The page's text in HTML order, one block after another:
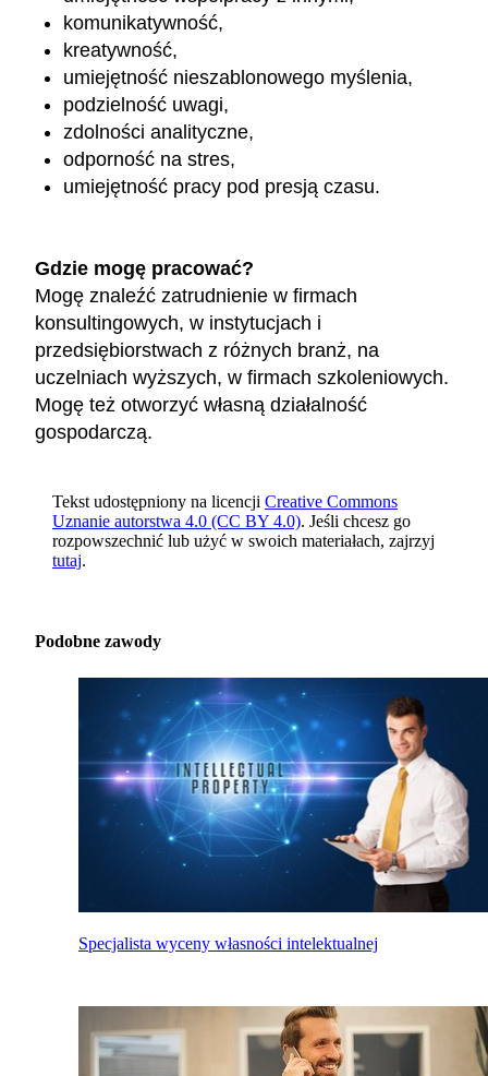
komunikatywność,
kreatywność,
umiejętność nieszablonowego myślenia,
podzielność uwagi,
zdolności analityczne,
odporność na stres,
umiejętność pracy pod presją czasu.
Gdzie mogę pracować?
Mogę znaleźć zatrudnienie w firmach
konsultingowych, w instytucjach i
przedsiębiorstwach z różnych branż, na
uczelniach wyższych, w firmach szkoleniowych.
Mogę też otworzyć własną działalność
gospodarczą.
Tekst udostępniony na licencji Creative Commons
Uznanie autorstwa 4.0 (CC BY 4.0). Jeśli chcesz go
rozpowszechnić lub użyć w swoich materiałach, zajrzyj
tutaj.
Podobne zawody
Specjalista wyceny własności intelektualnej